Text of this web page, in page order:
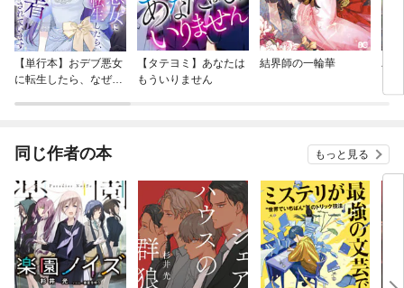
【単行本】おデブ悪女
に転生したら、なぜか
【タテヨミ】あなたは
もういりません
結界師の一輪華
バ
今
同じ作者の本 もっと見る